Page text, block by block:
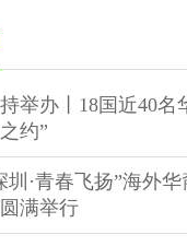
举办丨18国近40名
约”
圳·青春飞扬”海外
满举行